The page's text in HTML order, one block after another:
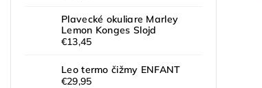
Plavecké okuliare Marley
Lemon Konges Slojd
€13,45
Leo termo čižmy ENFANT
€29,95